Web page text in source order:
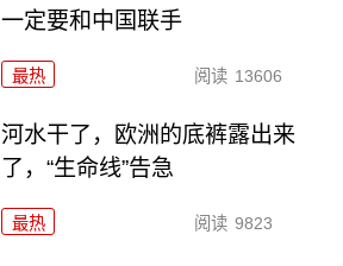
一定要和中国联手
最热 阅读 13606
河水干了，欧洲的底裤露出来
了，“生命线”告急
最热 阅读 9823